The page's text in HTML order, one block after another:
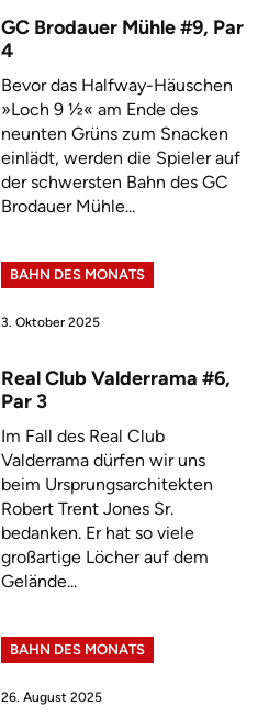
GC Brodauer Mühle #9, Par
4
Bevor das Halfway-Häuschen
»Loch 9 ½« am Ende des
neunten Grüns zum Snacken
einlädt, werden die Spieler auf
der schwersten Bahn des GC
Brodauer Mühle...
BAHN DES MONATS
3. Oktober 2025
Real Club Valderrama #6,
Par 3
Im Fall des Real Club
Valderrama dürfen wir uns
beim Ursprungsarchitekten
Robert Trent Jones Sr.
bedanken. Er hat so viele
großartige Löcher auf dem
Gelände...
BAHN DES MONATS
26. August 2025